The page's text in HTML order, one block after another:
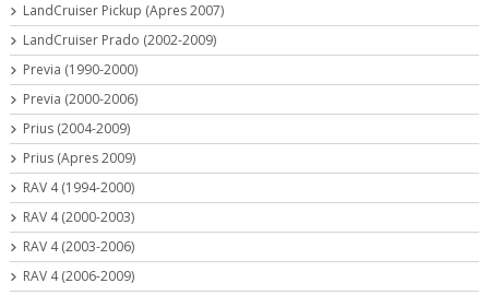
LandCruiser Pickup (Apres 2007)
LandCruiser Prado (2002-2009)
Previa (1990-2000)
Previa (2000-2006)
Prius (2004-2009)
Prius (Apres 2009)
RAV 4 (1994-2000)
RAV 4 (2000-2003)
RAV 4 (2003-2006)
RAV 4 (2006-2009)